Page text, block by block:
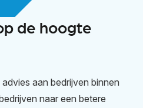
de hoogte
aan bedrijven binnen
naar een betere